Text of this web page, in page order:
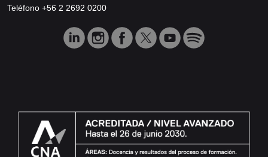
Teléfono +56 2 2692 0200